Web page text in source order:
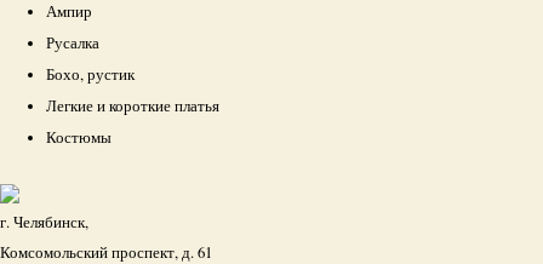
Ампир
Русалка
Бохо, рустик
Легкие и короткие платья
Костюмы
г. Челябинск,
Комсомольский проспект, д. 61